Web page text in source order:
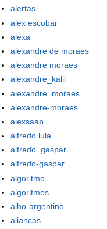
alertas
alex escobar
alexa
alexandre de moraes
alexandre moraes
alexandre_kalil
alexandre_moraes
alexandre-moraes
alexsaab
alfredo lula
alfredo_gaspar
alfredo-gaspar
algoritmo
algoritmos
alho-argentino
aliancas